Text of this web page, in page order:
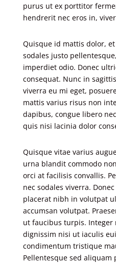
purus ut ex porttitor
hendrerit nec eros in,
Quisque id mattis dolor,
sodales justo
imperdiet odio. Donec
consequat. Nunc in
viverra eu mi eget,
mattis varius risus non
dapibus, congue libero
quis nisi lacinia dolor
Quisque vitae varius
urna blandit commodo
orci at facilisis convallis.
nec sodales viverra.
placerat nibh in volutpat
accumsan volutpat.
ut faucibus turpis. Integer
dignissim nisi ut iaculis
condimentum tristique
Pellentesque sed